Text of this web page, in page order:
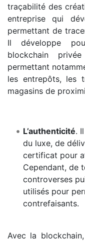
traçabilité des
entreprise qui
permettant de
Il développe
blockchain
permettant
les entrepôts, les
magasins de
L’authenticité.
du luxe, de
certificat pour
Cependant, de
controverses
utilisés pour
contrefaisants.
Avec la